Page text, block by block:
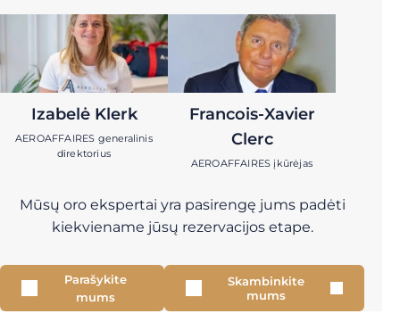
Izabelė Klerk
AEROAFFAIRES generalinis
direktorius
Francois-Xavier
Clerc
AEROAFFAIRES įkūrėjas
Mūsų oro ekspertai yra pasirengę jums padėti
kiekviename jūsų rezervacijos etape.
Parašykite
mums
Skambinkite
mums